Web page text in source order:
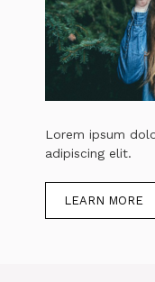
Lorem ipsum
adipiscing elit.
LEARN MORE